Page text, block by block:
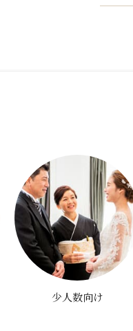
少人数向け